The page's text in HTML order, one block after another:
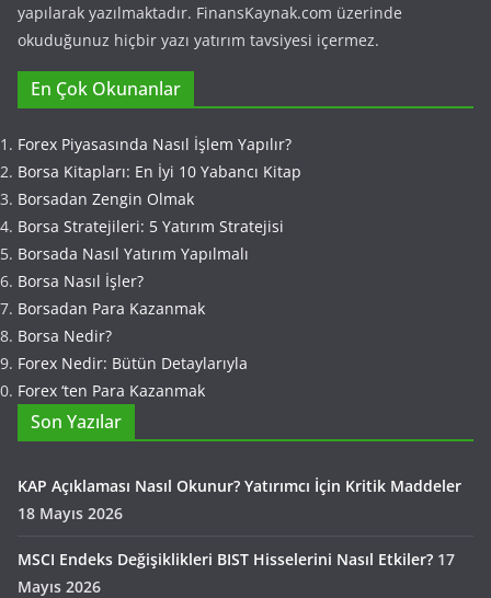
yapılarak yazılmaktadır. FinansKaynak.com üzerinde
okuduğunuz hiçbir yazı yatırım tavsiyesi içermez.
En Çok Okunanlar
Forex Piyasasında Nasıl İşlem Yapılır?
Borsa Kitapları: En İyi 10 Yabancı Kitap
Borsadan Zengin Olmak
Borsa Stratejileri: 5 Yatırım Stratejisi
Borsada Nasıl Yatırım Yapılmalı
Borsa Nasıl İşler?
Borsadan Para Kazanmak
Borsa Nedir?
Forex Nedir: Bütün Detaylarıyla
Forex ‘ten Para Kazanmak
Son Yazılar
KAP Açıklaması Nasıl Okunur? Yatırımcı İçin Kritik Maddeler
18 Mayıs 2026
MSCI Endeks Değişiklikleri BIST Hisselerini Nasıl Etkiler? 17
Mayıs 2026